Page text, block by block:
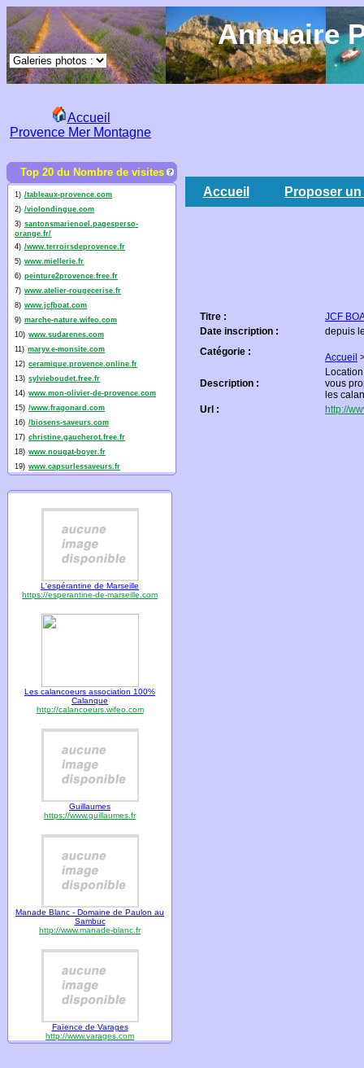
Annuaire
Accueil
Provence Mer Montagne
Top 20 du Nombre de visites
1) /tableaux-provence.com
2) /violondingue.com
3) santonsmarienoel.pagesperso-
orange.fr/
4) /www.terroirsdeprovence.fr
5) www.miellerie.fr
6) peinture2provence.free.fr
7) www.atelier-rougecerise.fr
8) www.jcfboat.com
9) marche-nature.wifeo.com
10) www.sudarenes.com
11) maryv.e-monsite.com
12) ceramique.provence.online.fr
13) sylvieboudet.free.fr
14) www.mon-olivier-de-provence.com
15) /www.fragonard.com
16) /biosens-saveurs.com
17) christine.gaucherot.free.fr
18) www.nougat-boyer.fr
19) www.capsurlessaveurs.fr
L'espérantine de Marseille
https://esperantine-de-marseille.com
Les calancoeurs association 100%
Calanque
http://calancoeurs.wifeo.com
Guillaumes
https://www.guillaumes.fr
Manade Blanc - Domaine de Paulon au
Sambuc
http://www.manade-blanc.fr
Faïence de Varages
http://www.varages.com
Accueil Proposer
Titre :
JCF
Date inscription :
depuis
Catégorie :
Accueil
Description :
vous
les
Url :
http://